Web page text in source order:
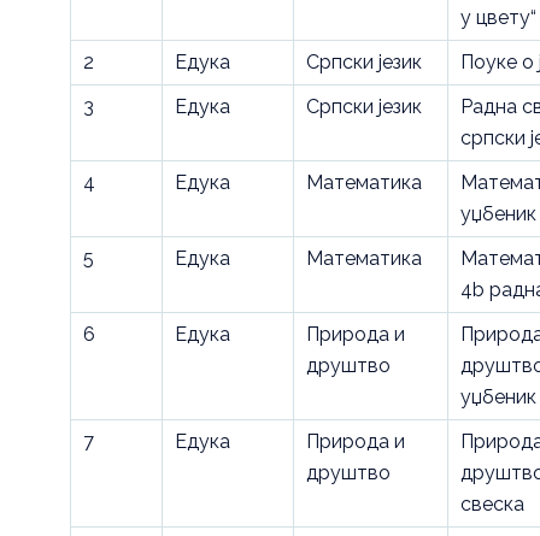
у цвету“
2
Едука Српски језик
Поуке о
3
Едука Српски језик
Радна
српски
4
Едука Математика
уџбеник
5
Едука Математика
4b
6
Едука
Природа и
друштво
уџбеник
7
Едука
Природа и
друштво
свеска